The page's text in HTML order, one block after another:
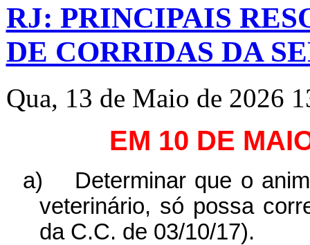
RJ: PRINCIPAIS
DE CORRIDAS DA
Qua, 13 de Maio de 2026
EM 10 DE
a)
Determinar que o
veterinário, só possa
da C.C. de 03/10/17).